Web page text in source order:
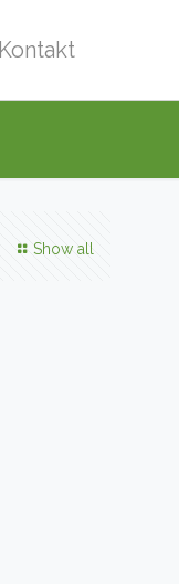
Kontakt
Show all